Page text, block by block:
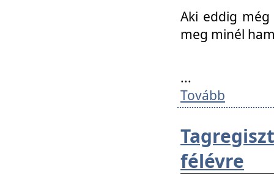
Aki eddig
meg minél
...
Tovább
félévre